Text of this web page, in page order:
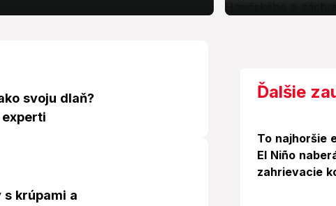
svoju dlaň?
s krúpami a
Ďalšie
To najhoršie
El Niño
zahrievacie